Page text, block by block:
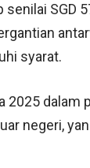
SGD
syarat.
2025 dalam
negeri,